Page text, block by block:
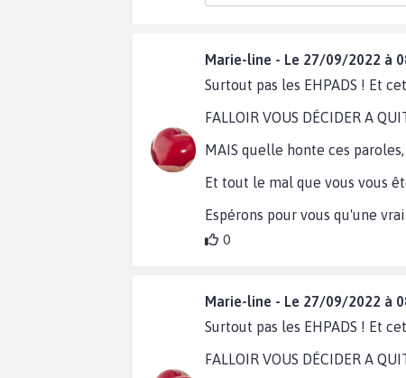
Marie-line - Le 27/09/2022 à
Surtout pas les EHPADS ! Et
FALLOIR VOUS DÉCIDER A
MAIS quelle honte ces
Et tout le mal que vous vous
Espérons pour vous qu'une
0
Marie-line - Le 27/09/2022 à
Surtout pas les EHPADS ! Et
FALLOIR VOUS DÉCIDER A